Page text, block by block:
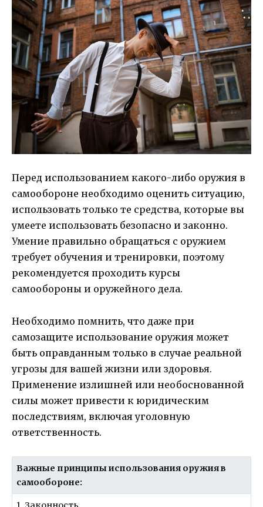
Перед использованием какого-либо оружия в
самообороне необходимо оценить ситуацию,
использовать только те средства, которые вы
умеете использовать безопасно и законно.
Умение правильно обращаться с оружием
требует обучения и тренировки, поэтому
рекомендуется проходить курсы
самообороны и оружейного дела.
Необходимо помнить, что даже при
самозащите использование оружия может
быть оправданным только в случае реальной
угрозы для вашей жизни или здоровья.
Применение излишней или необоснованной
силы может привести к юридическим
последствиям, включая уголовную
ответственность.
Важные принципы использования оружия в
самообороне: